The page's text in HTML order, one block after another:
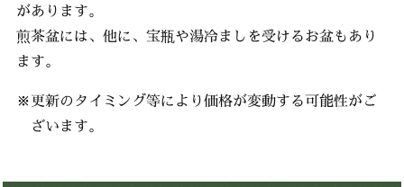
があります。
煎茶盆には、他に、宝瓶や湯冷ましを受けるお盆もあり
ます。
※更新のタイミング等により価格が変動する可能性がご
ざいます。